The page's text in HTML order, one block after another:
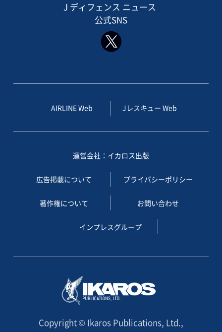
J ディフェンス ニュース
公式SNS
AIRLINE Web Jレスキュー Web
運営会社：イカロス出版
広告掲載について プライバシーポリシー
著作権について お問い合わせ
インプレスグループ
Copyright © Ikaros Publications, Ltd.,